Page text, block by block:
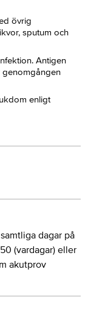
övrig
sputum och
Antigen
genomgången
enligt
dagar på
(vardagar) eller
akutprov